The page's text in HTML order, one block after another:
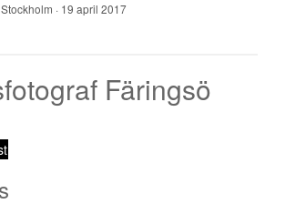
· 19 april 2017
Färingsö